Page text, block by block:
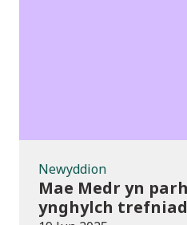
Newyddion
Mae Medr yn
ynghylch